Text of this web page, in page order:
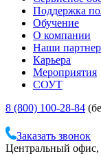
Поддержка
Обучение
О компании
Наши
Карьера
Мероприятия
СОУТ
8 (800) 100-28-84
Заказать звонок
Центральный офис,